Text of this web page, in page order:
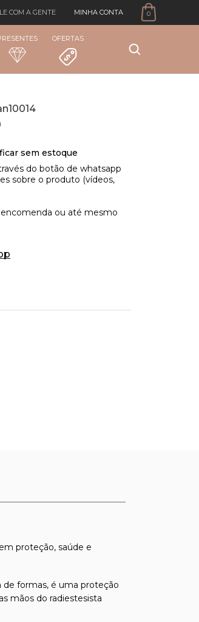
COM A GENTE MINHA CONTA 0
OFERTAS
proteção, saúde e
de formas, é uma proteção
mãos do radiestesista